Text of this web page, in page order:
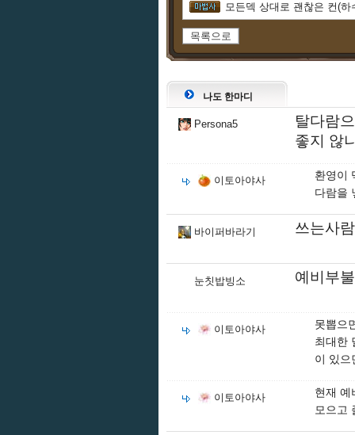
모든덱 상대로 괜찮은 컨(하
목록으로
나도 한마디
Persona5
탈다람
좋지 않
이토아야사
환영이
다람을
바이퍼바라기 쓰는사
눈칫밥빙소 예비부
이토아야사
못뽑으
최대한
이 있으
이토아야사
현재 예
모으고